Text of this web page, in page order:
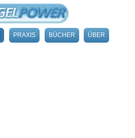
PRAXIS BÜCHER ÜBER